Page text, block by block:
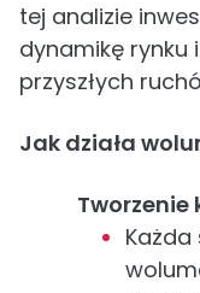
tej analizie
dynamikę
przyszłych
Jak działa
Tworzenie